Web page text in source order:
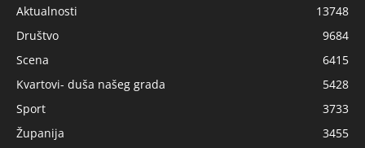
Aktualnosti
13748
Društvo
9684
Scena
6415
Kvartovi- duša našeg grada
5428
Sport
3733
Županija
3455